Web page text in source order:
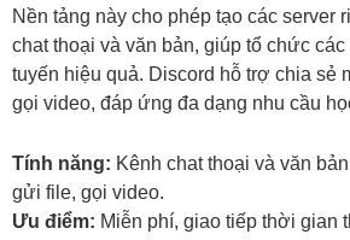
Nền tảng này cho phép tạo các server
chat thoại và văn bản, giúp tổ chức
tuyến hiệu quả. Discord hỗ trợ chia sẻ
gọi video, đáp ứng đa dạng nhu cầu
Tính năng: Kênh chat thoại và văn
gửi file, gọi video.
Ưu điểm: Miễn phí, giao tiếp thời gian